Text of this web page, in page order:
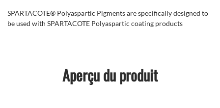
SPARTACOTE® Polyaspartic Pigments are specifically designed to
be used with SPARTACOTE Polyaspartic coating products
Aperçu du produit